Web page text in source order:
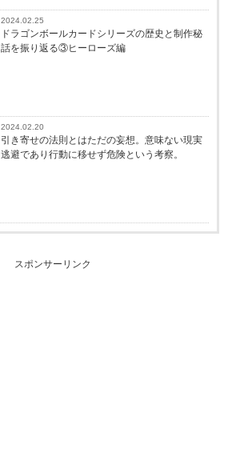
2024.02.25
ドラゴンボールカードシリーズの歴史と制作秘
話を振り返る③ヒーローズ編
2024.02.20
引き寄せの法則とはただの妄想。意味ない現実
逃避であり行動に移せず危険という考察。
スポンサーリンク